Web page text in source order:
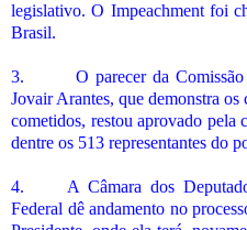
legislativo. O Impeachment foi
Brasil.
3. O parecer da Comissão
Jovair Arantes, que demonstra
cometidos, restou aprovado pela
dentre os 513 representantes do
4. A Câmara dos
Federal dê andamento no